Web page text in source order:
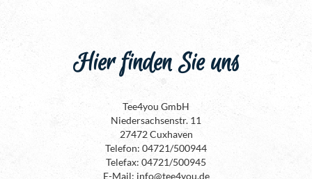
Hier finden Sie uns
Tee4you GmbH
Niedersachsenstr. 11
27472 Cuxhaven
Telefon: 04721/500944
Telefax: 04721/500945
E-Mail: info@tee4you.de